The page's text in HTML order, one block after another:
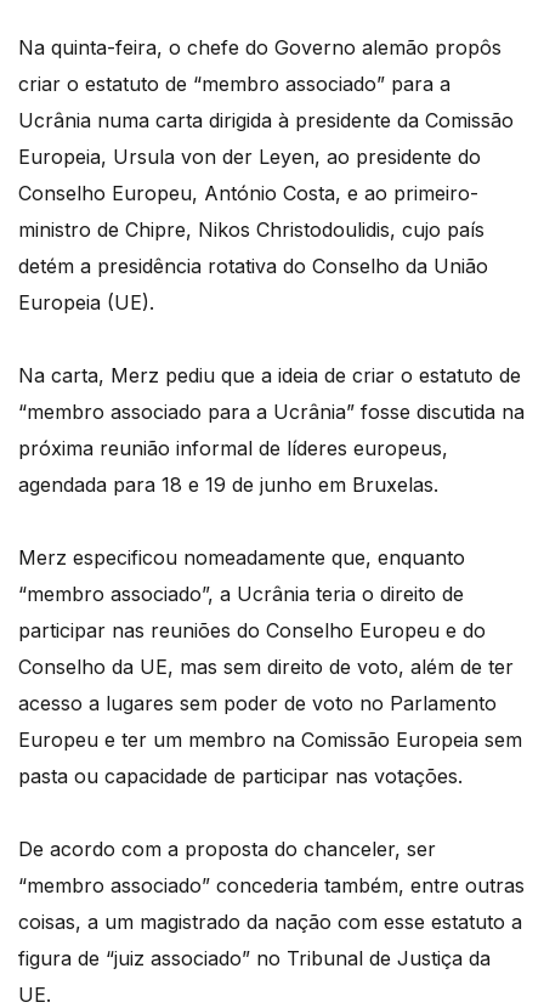
Na quinta-feira, o chefe do Governo alemão propôs
criar o estatuto de “membro associado” para a
Ucrânia numa carta dirigida à presidente da Comissão
Europeia, Ursula von der Leyen, ao presidente do
Conselho Europeu, António Costa, e ao primeiro-
ministro de Chipre, Nikos Christodoulidis, cujo país
detém a presidência rotativa do Conselho da União
Europeia (UE).
Na carta, Merz pediu que a ideia de criar o estatuto de
“membro associado para a Ucrânia” fosse discutida na
próxima reunião informal de líderes europeus,
agendada para 18 e 19 de junho em Bruxelas.
Merz especificou nomeadamente que, enquanto
“membro associado”, a Ucrânia teria o direito de
participar nas reuniões do Conselho Europeu e do
Conselho da UE, mas sem direito de voto, além de ter
acesso a lugares sem poder de voto no Parlamento
Europeu e ter um membro na Comissão Europeia sem
pasta ou capacidade de participar nas votações.
De acordo com a proposta do chanceler, ser
“membro associado” concederia também, entre outras
coisas, a um magistrado da nação com esse estatuto a
figura de “juiz associado” no Tribunal de Justiça da
UE.